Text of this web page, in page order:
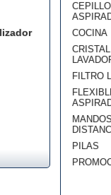
COCINA
FILTRO
PILAS